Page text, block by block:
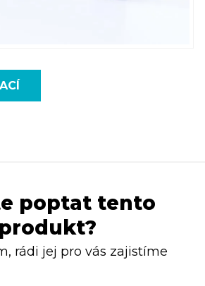
poptat tento
produkt?
rádi jej pro vás zajistíme